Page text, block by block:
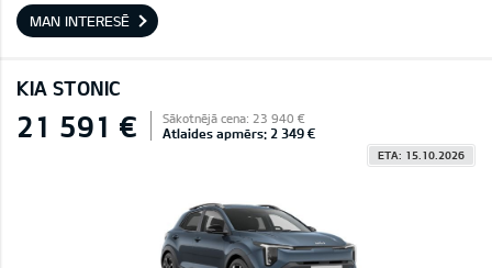
MAN INTERESĒ
KIA STONIC
21 591 € Sākotnējā cena: 23 940 €
Atlaides apmērs: 2 349 €
ETA: 15.10.2026